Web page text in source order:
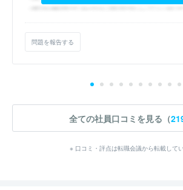
問題を報告する
全ての社員口コミを見る（
※ 口コミ・評点は転職会議から転載してい